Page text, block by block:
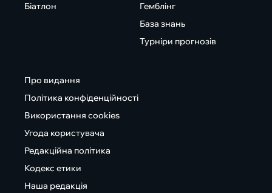
Біатлон
Гемблінг
База знань
Турніри прогнозів
Про видання
Політика конфіденційності
Використання cookies
Угода користувача
Редакційна політика
Кодекс етики
Наша редакція